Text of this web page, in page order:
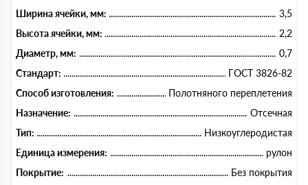
Ширина ячейки, мм:
3,5
Высота ячейки, мм:
2,2
Диаметр, мм:
0,7
Стандарт:
ГОСТ 3826-82
Способ изготовления:
Полотняного переплетения
Назначение:
Отсечная
Тип:
Низкоуглеродистая
Единица измерения:
рулон
Покрытие:
Без покрытия